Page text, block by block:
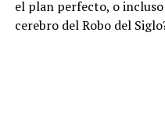
el plan perfecto, o
cerebro del Robo del